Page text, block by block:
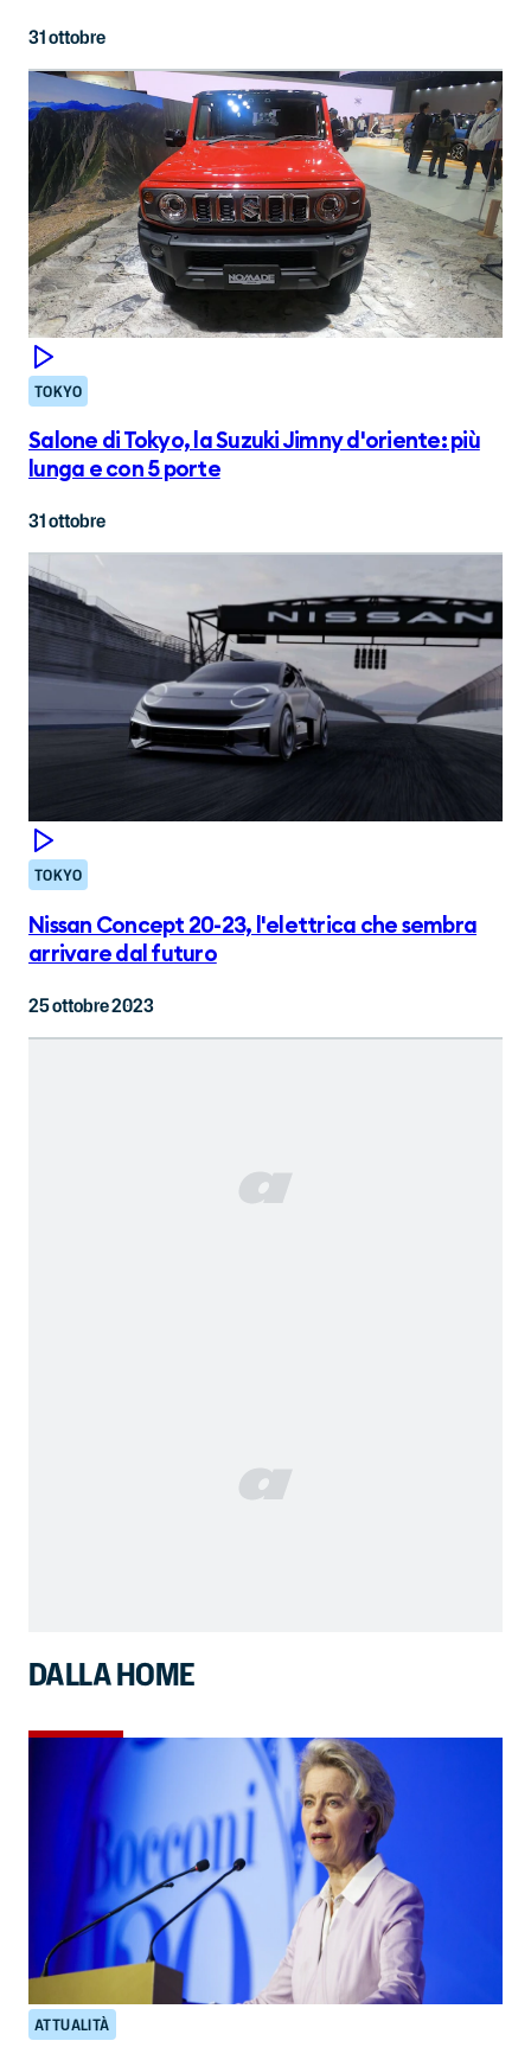
31 ottobre
TOKYO
Salone di Tokyo, la Suzuki Jimny d'oriente: più
lunga e con 5 porte
31 ottobre
TOKYO
Nissan Concept 20-23, l'elettrica che sembra
arrivare dal futuro
25 ottobre 2023
DALLA HOME
ATTUALITÀ